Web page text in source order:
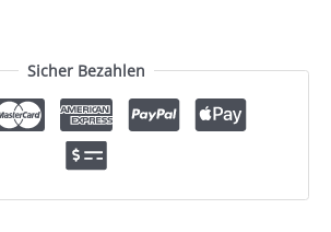
Sicher Bezahlen